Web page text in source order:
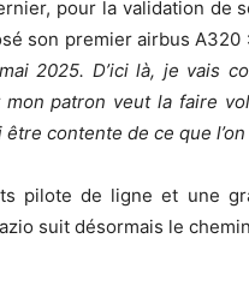
pour la validation de
son premier airbus A320 :
2025. D’ici là, je vais
mon patron veut la faire
contente de ce que
pilote de ligne et une
suit désormais le